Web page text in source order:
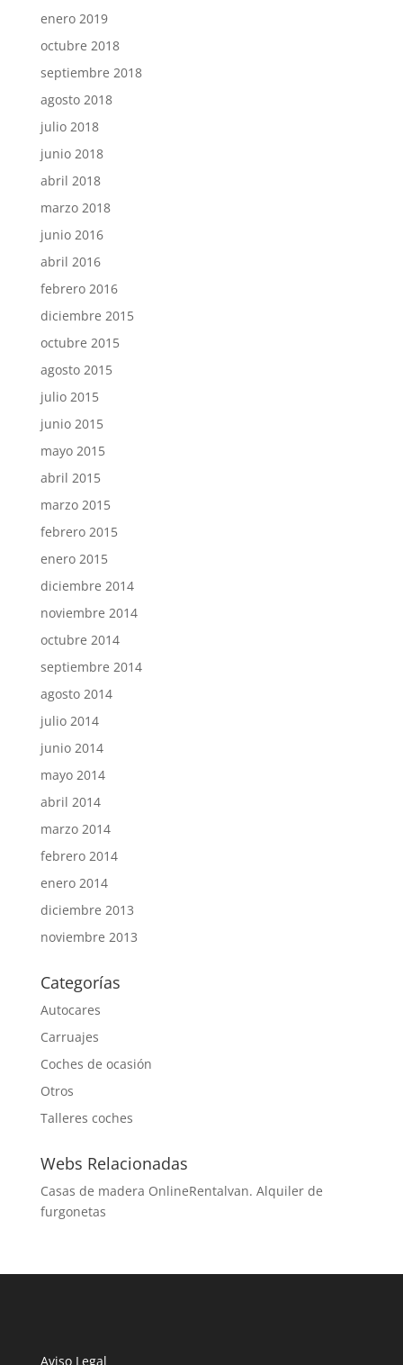
enero 2019
octubre 2018
septiembre 2018
agosto 2018
julio 2018
junio 2018
abril 2018
marzo 2018
junio 2016
abril 2016
febrero 2016
diciembre 2015
octubre 2015
agosto 2015
julio 2015
junio 2015
mayo 2015
abril 2015
marzo 2015
febrero 2015
enero 2015
diciembre 2014
noviembre 2014
octubre 2014
septiembre 2014
agosto 2014
julio 2014
junio 2014
mayo 2014
abril 2014
marzo 2014
febrero 2014
enero 2014
diciembre 2013
noviembre 2013
Categorías
Autocares
Carruajes
Coches de ocasión
Otros
Talleres coches
Webs Relacionadas
Casas de madera OnlineRentalvan. Alquiler de
furgonetas
Aviso Legal